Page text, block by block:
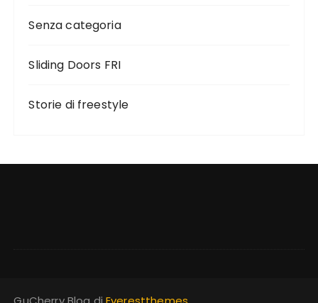
Senza categoria
Sliding Doors FRI
Storie di freestyle